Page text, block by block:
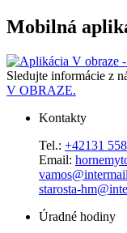
Mobilná
Sledujte informácie z
V OBRAZE.
Kontakty
Tel.: +42131
Email:
starosta-
Úradné hodiny